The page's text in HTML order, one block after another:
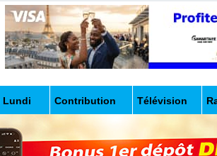
Lundi Contribution Télévision